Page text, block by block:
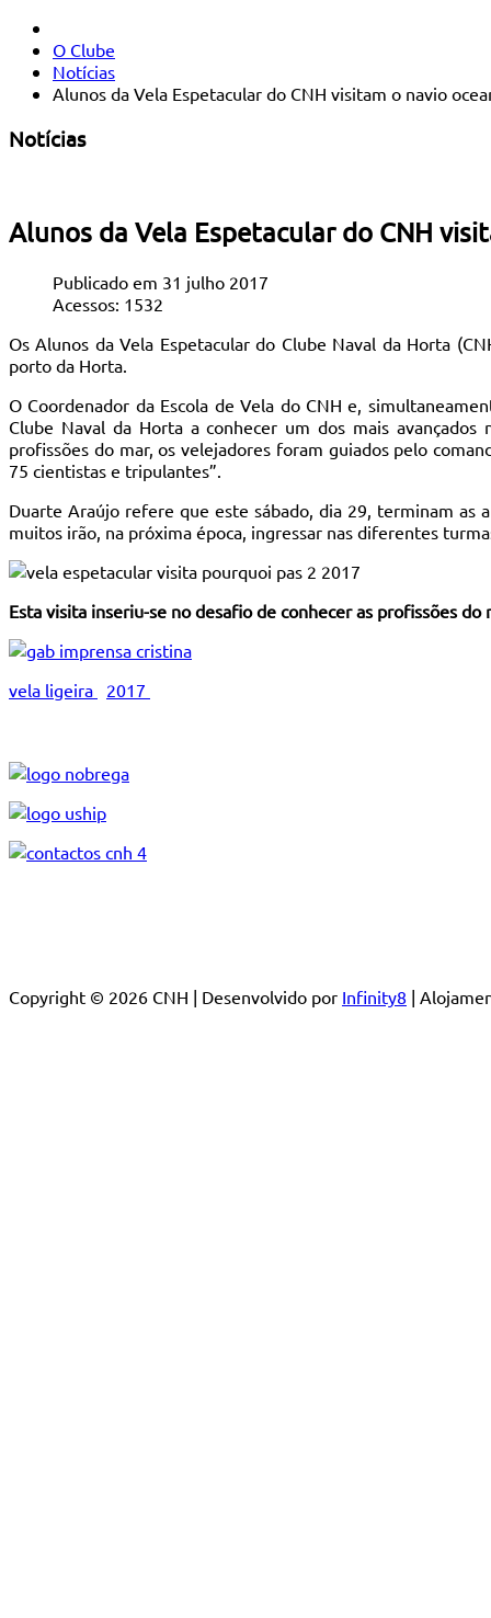
O Clube
Notícias
Alunos da Vela Espetacular do CNH visitam o navio
Notícias
Alunos da Vela Espetacular do CNH
Publicado em 31 julho 2017
Acessos: 1532
Os Alunos da Vela Espetacular do Clube Naval da Horta
porto da Horta.
O Coordenador da Escola de Vela do CNH e,
Clube Naval da Horta a conhecer um dos mais
profissões do mar, os velejadores foram guiados pelo
75 cientistas e tripulantes”.
Duarte Araújo refere que este sábado, dia 29, terminam as
muitos irão, na próxima época, ingressar nas diferentes
Esta visita inseriu-se no desafio de conhecer as profissões do
vela ligeira 2017
Copyright © 2026 CNH | Desenvolvido por Infinity8 |